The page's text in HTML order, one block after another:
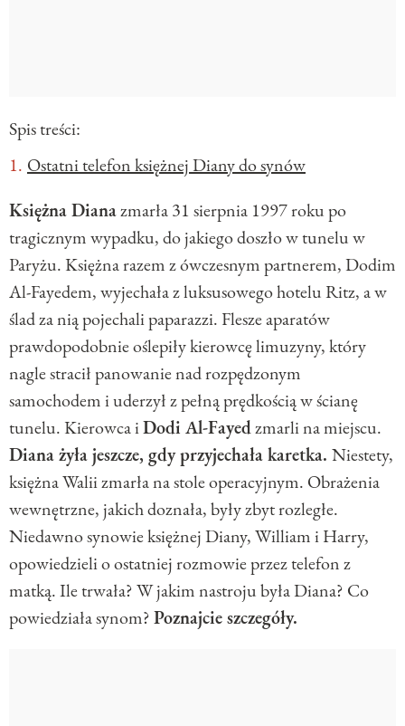
Spis treści:
Ostatni telefon księżnej Diany do synów
Księżna Dianazmarła 31 sierpnia 1997 roku po
tragicznym wypadku, do jakiego doszło w tunelu w
Paryżu. Księżna razem z ówczesnym partnerem, Dodim
Al-Fayedem, wyjechała z luksusowego hotelu Ritz, a w
ślad za nią pojechali paparazzi. Flesze aparatów
prawdopodobnie oślepiły kierowcę limuzyny, który
nagle stracił panowanie nad rozpędzonym
samochodem i uderzył z pełną prędkością w ścianę
tunelu. Kierowca iDodi Al-Fayedzmarli na miejscu.
Diana żyła jeszcze, gdy przyjechała karetka. Niestety,
księżna Walii zmarła na stole operacyjnym. Obrażenia
wewnętrzne, jakich doznała, były zbyt rozległe.
Niedawno synowie księżnej Diany, William i Harry,
opowiedzieli o ostatniej rozmowie przez telefon z
matką. Ile trwała? W jakim nastroju była Diana? Co
powiedziała synom?Poznajcie szczegóły.